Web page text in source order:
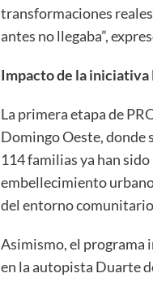
transformaciones
antes no llegaba”,
Impacto de la iniciativa
La primera etapa de
Domingo Oeste, donde
114 familias ya han
embellecimiento
del entorno
Asimismo, el programa
en la autopista Duarte